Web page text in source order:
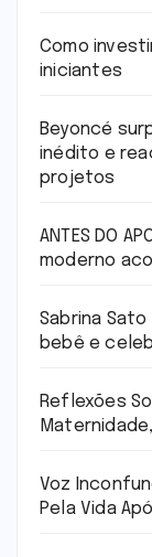
Como
iniciantes
Beyoncé
inédito e
projetos
ANTES DO
moderno
Sabrina
bebê e
Reflexões
Voz
Pela Vida